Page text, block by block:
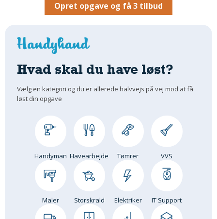
Udskiftning Og Montage
HANDYMAN
Kemi
Andet
Båd
Beplantning
Skadedyr
Om Værktøj
RENGØRING
Rengøring Af Overflader
Opret opgave og få 3 tilbud
Hvad skal du have løst?
Vælg en kategori og du er allerede halvvejs på vej mod at få
løst din opgave
Handyman Havearbejde Tømrer VVS
Maler Storskrald Elektriker IT Support